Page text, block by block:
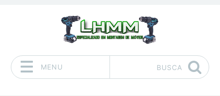
MENU BUSCA